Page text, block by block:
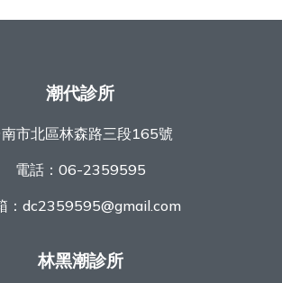
潮代診所
市北區林森路三段165號
電話： 06-2359595
： dc2359595@gmail.com
林黑潮診所